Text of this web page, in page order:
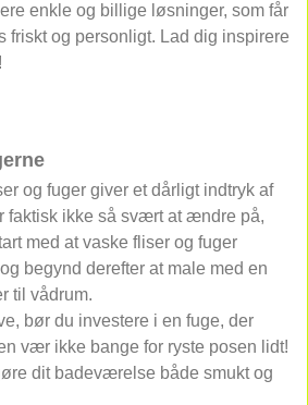
enkle og billige løsninger, som får
friskt og personligt. Lad dig inspirere
og fuger giver et dårligt indtryk af
faktisk ikke så svært at ændre på,
med at vaske fliser og fuger
begynd derefter at male med en
til vådrum.
bør du investere i en fuge, der
vær ikke bange for ryste posen lidt!
dit badeværelse både smukt og